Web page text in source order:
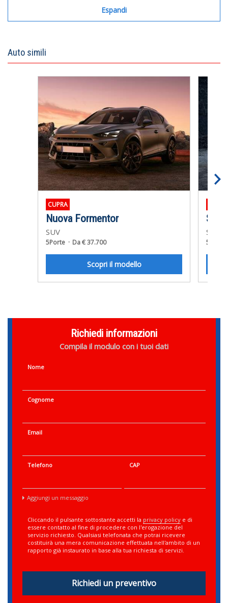
Espandi
Auto simili
CUPRA
Nuova Formentor
SUV
5Porte Da € 37.700
Scopri il modello
SUV
5Porte
Richiedi informazioni
Compila il modulo con i tuoi dati
Nome
Cognome
Email
Telefono CAP
Aggiungi un messaggio
Cliccando il pulsante sottostante accetti la privacy policy e di
essere contatto al fine di procedere con l'erogazione del
servizio richiesto. Qualsiasi telefonata che potrai ricevere
costituirà una mera comunicazione effettuata nell'ambito di un
rapporto già instaurato in base alla tua richiesta di servizi.
Richiedi un preventivo